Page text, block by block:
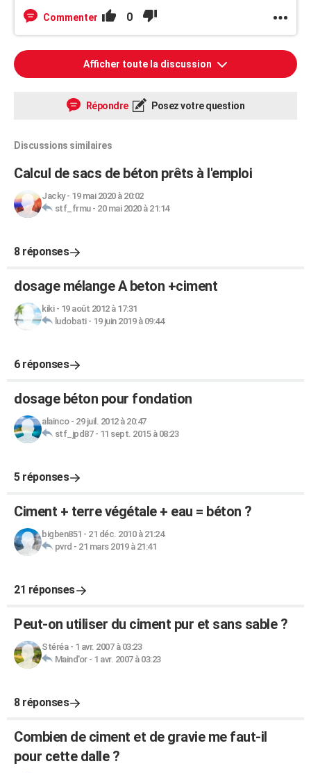
Commenter 0
Afficher toute la discussion
Répondre Posez votre question
Discussions similaires
Calcul de sacs de béton prêts à l'emploi
Jacky- 19 mai 2020 à 20:02
stf_frmu- 20 mai 2020 à 21:14
8 réponses
dosage mélange A beton +ciment
kiki- 19 août 2012 à 17:31
ludobati- 19 juin 2019 à 09:44
6 réponses
dosage béton pour fondation
alainco- 29 juil. 2012 à 20:47
stf_jpd87- 11 sept. 2015 à 08:23
5 réponses
Ciment + terre végétale + eau = béton ?
bigben851 - 21 déc. 2010 à 21:24
pvrd - 21 mars 2019 à 21:41
21 réponses
Peut-on utiliser du ciment pur et sans sable ?
Stéréa- 1 avr. 2007 à 03:23
Maind'or- 1 avr. 2007 à 03:23
8 réponses
Combien de ciment et de gravie me faut-il
pour cette dalle ?